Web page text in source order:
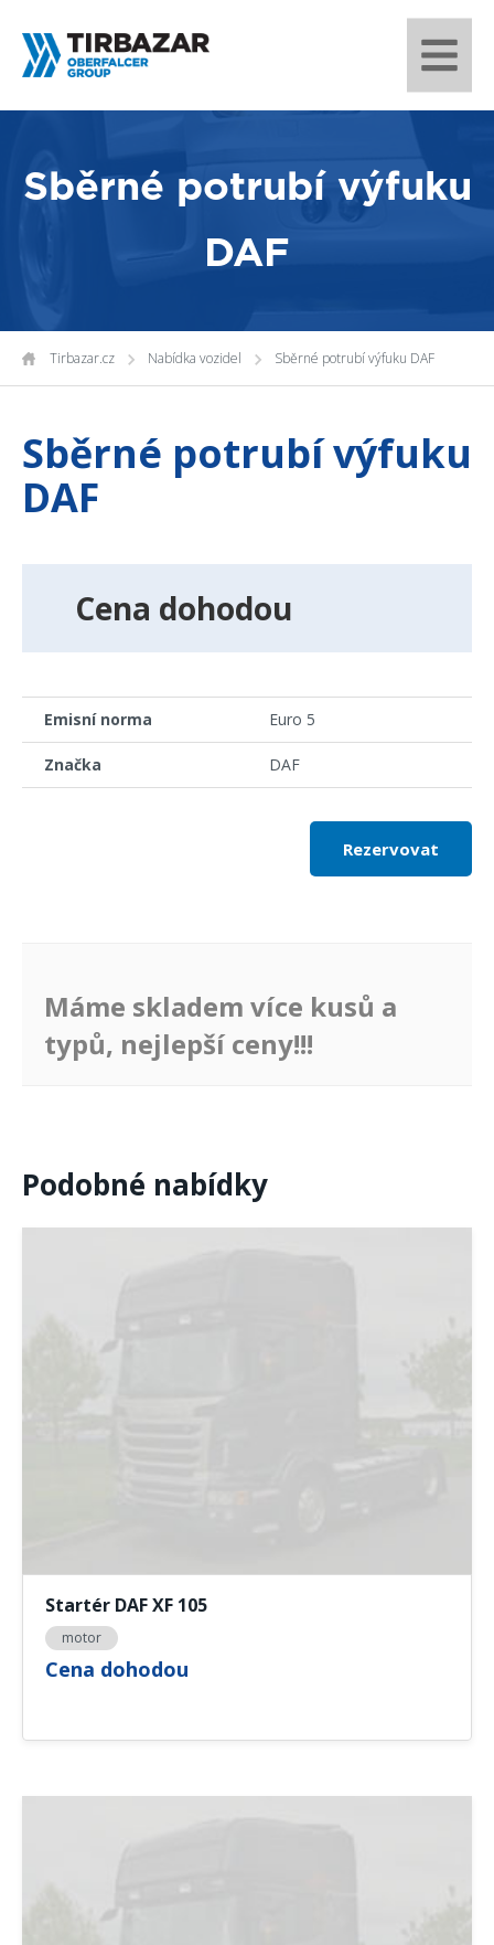
Sběrné potrubí výfuku
DAF
Tirbazar.cz Nabídka vozidel Sběrné potrubí výfuku DAF
Sběrné potrubí výfuku
DAF
Cena dohodou
Emisní norma Euro 5
Značka DAF
Rezervovat
Máme skladem více kusů a
typů, nejlepší ceny!!!
Podobné nabídky
Startér DAF XF 105
motor
Cena dohodou